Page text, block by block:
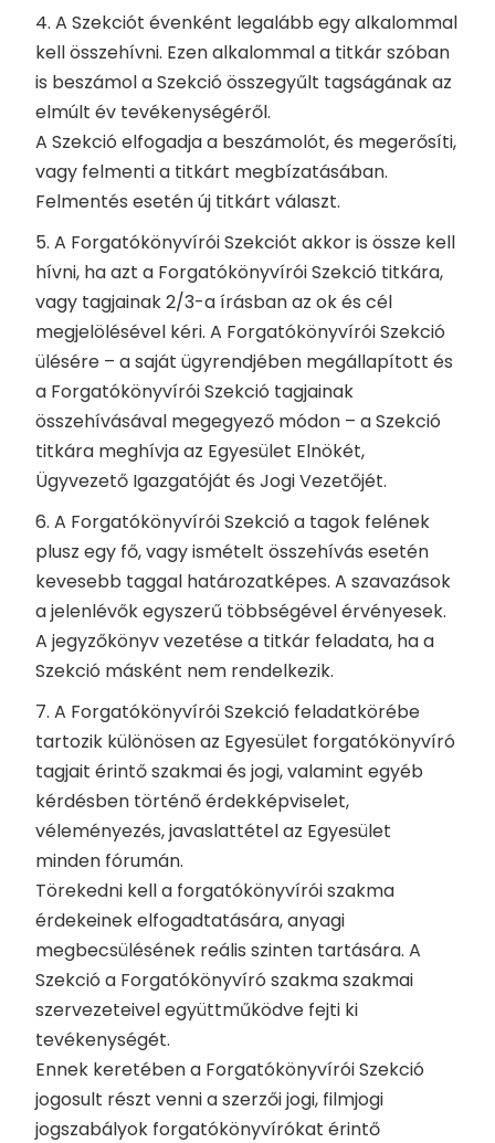
4. A Szekciót évenként legalább egy alkalommal
kell összehívni. Ezen alkalommal a titkár szóban
is beszámol a Szekció összegyűlt tagságának az
elmúlt év tevékenységéről.
A Szekció elfogadja a beszámolót, és megerősíti,
vagy felmenti a titkárt megbízatásában.
Felmentés esetén új titkárt választ.
5. A Forgatókönyvírói Szekciót akkor is össze kell
hívni, ha azt a Forgatókönyvírói Szekció titkára,
vagy tagjainak 2/3-a írásban az ok és cél
megjelölésével kéri. A Forgatókönyvírói Szekció
ülésére – a saját ügyrendjében megállapított és
a Forgatókönyvírói Szekció tagjainak
összehívásával megegyező módon – a Szekció
titkára meghívja az Egyesület Elnökét,
Ügyvezető Igazgatóját és Jogi Vezetőjét.
6. A Forgatókönyvírói Szekció a tagok felének
plusz egy fő, vagy ismételt összehívás esetén
kevesebb taggal határozatképes. A szavazások
a jelenlévők egyszerű többségével érvényesek.
A jegyzőkönyv vezetése a titkár feladata, ha a
Szekció másként nem rendelkezik.
7. A Forgatókönyvírói Szekció feladatkörébe
tartozik különösen az Egyesület forgatókönyvíró
tagjait érintő szakmai és jogi, valamint egyéb
kérdésben történő érdekképviselet,
véleményezés, javaslattétel az Egyesület
minden fórumán.
Törekedni kell a forgatókönyvírói szakma
érdekeinek elfogadtatására, anyagi
megbecsülésének reális szinten tartására. A
Szekció a Forgatókönyvíró szakma szakmai
szervezeteivel együttműködve fejti ki
tevékenységét.
Ennek keretében a Forgatókönyvírói Szekció
jogosult részt venni a szerzői jogi, filmjogi
jogszabályok forgatókönyvírókat érintő